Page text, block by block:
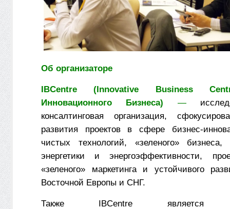
Об организаторе
IBCentre (Innovative Business
Инновационного Бизнеса) —
консалтинговая организация,
развития проектов в сфере бизнес-
чистых технологий, «зеленого» бизнеса,
энергетики и энергоэффективности,
«зеленого» маркетинга и устойчивого
Восточной Европы и СНГ.
Также IBCentre является